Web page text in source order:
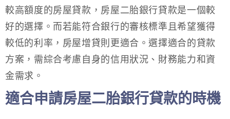
較高額度的房屋貸款，房屋二胎銀行貸款是一個較
好的選擇。而若能符合銀行的審核標準且希望獲得
較低的利率，房屋增貸則更適合。選擇適合的貸款
方案，需綜合考慮自身的信用狀況、財務能力和資
金需求。
適合申請房屋二胎銀行貸款的時機